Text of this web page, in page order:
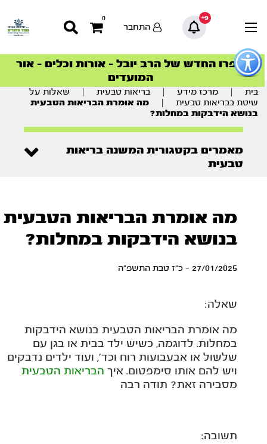
כפתור
לפתיחת
תפריט
9+
0
התחבר
סדרות הפודקאסטים
הסדרה המובילה החודש – דרך המלך
ספרו החדש של הרב יובל – אורות וכלים – אור
המועדים
הצטרפו למהפכת הבריאות הטבעית >
סדרות הפודקאסטים
הסדרה המובילה החודש – דרך המלך
בית מרכז מידע בריאות טבעית
שאלות על
שיטת בבריאות טבעית
מה אומרת הבריאות הטבעית
בנושא הידבקות במחלות?
מאמרים בקטגורית המשנה בריאות
טבעית
מה אומרת הבריאות הטבעית
בנושא הידבקות במחלות?
27/01/2025 - כ"ז טבת התשפ"ה
שאלה:
מה אומרת הבריאות הטבעית בנושא הידבקות
במחלות. לדוגמה, כשיש ילד בבית או בגן עם
שלשול או אבעבועות רוח וכד', ועוד ילדים נדבקים
ויש להם אותו סימפטום. איך הבריאות הטבעית
מסבירה זאת? תודה רבה
תשובה: